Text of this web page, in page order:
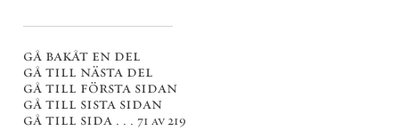
gå bakåt en del
gå till nästa del
gå till första sidan
gå till sista sidan
gå till sida . . . 71 av 219